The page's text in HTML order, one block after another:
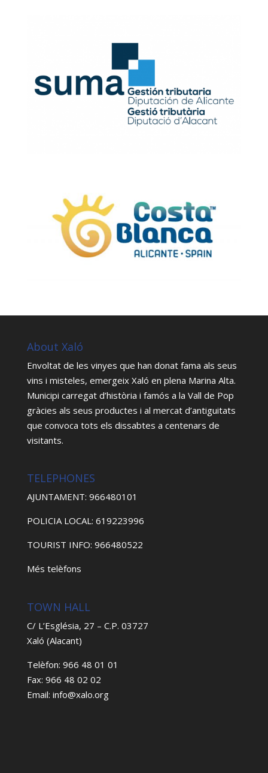
About Xaló
Envoltat de les vinyes que han donat fama als seus
vins i misteles, emergeix Xaló en plena Marina Alta.
Municipi carregat d’història i famós a la Vall de Pop
gràcies als seus productes i al mercat d’antiguitats
que convoca tots els dissabtes a centenars de
visitants.
TELEPHONES
AJUNTAMENT: 966480101
POLICIA LOCAL: 619223996
TOURIST INFO: 966480522
Més telèfons
TOWN HALL
C/ L’Església, 27 – C.P. 03727
Xaló (Alacant)
Telèfon: 966 48 01 01
Fax: 966 48 02 02
Email: info@xalo.org